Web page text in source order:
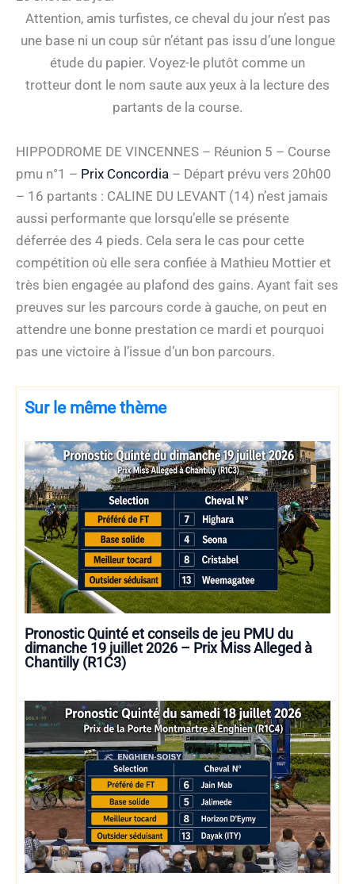
Attention, amis turfistes, ce cheval du jour n’est pas
une base ni un coup sûr n’étant pas issu d’une longue
étude du papier. Voyez-le plutôt comme un
trotteur dont le nom saute aux yeux à la lecture des
partants de la course.
HIPPODROME DE VINCENNES – Réunion 5 – Course
pmu n°1 – Prix Concordia – Départ prévu vers 20h00
– 16 partants : CALINE DU LEVANT (14) n’est jamais
aussi performante que lorsqu’elle se présente
déferrée des 4 pieds. Cela sera le cas pour cette
compétition où elle sera confiée à Mathieu Mottier et
très bien engagée au plafond des gains. Ayant fait ses
preuves sur les parcours corde à gauche, on peut en
attendre une bonne prestation ce mardi et pourquoi
pas une victoire à l’issue d’un bon parcours.
Sur le même thème
Pronostic Quinté et conseils de jeu PMU du
dimanche 19 juillet 2026 – Prix Miss Alleged à
Chantilly (R1C3)